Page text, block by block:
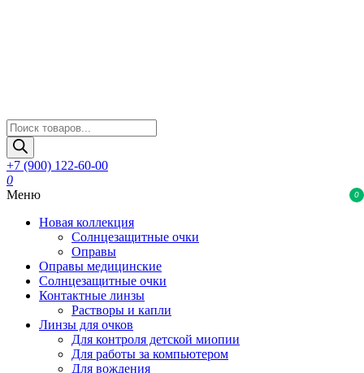
Поиск
товаров
+7 (900) 122-60-00
0
0
Меню
Новая коллекция
Солнцезащитные очки
Оправы
Оправы медицинские
Солнцезащитные очки
Контактные линзы
Растворы и капли
Линзы для очков
Для контроля детской миопии
Для работы за компьютером
Для вождения